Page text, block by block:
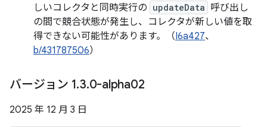
しいコレクタと同時実行の updateData 呼び出し
の間で競合状態が発生し、コレクタが新しい値を取
得できない可能性があります。（I6a427、
b/431787506）
バージョン 1.3.0-alpha02
2025 年 12 月 3 日